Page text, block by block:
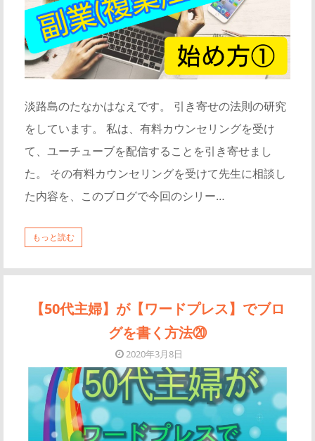
淡路島のたなかはなえです。 引き寄せの法則の研究
をしています。 私は、有料カウンセリングを受け
て、ユーチューブを配信することを引き寄せまし
た。 その有料カウンセリングを受けて先生に相談し
た内容を、このブログで今回のシリー…
もっと読む
【50代主婦】が【ワードプレス】でブロ
グを書く方法⑳
2020年3月8日